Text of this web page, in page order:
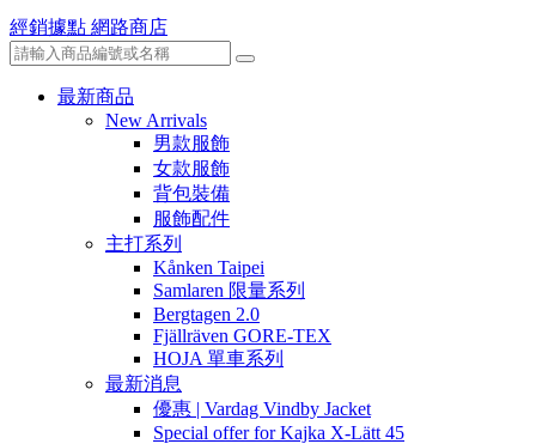
經銷據點 網路商店
最新商品
New Arrivals
男款服飾
女款服飾
背包裝備
服飾配件
主打系列
Kånken Taipei
Samlaren 限量系列
Bergtagen 2.0
Fjällräven GORE-TEX
HOJA 單車系列
最新消息
優惠 | Vardag Vindby Jacket
Special offer for Kajka X-Lätt 45